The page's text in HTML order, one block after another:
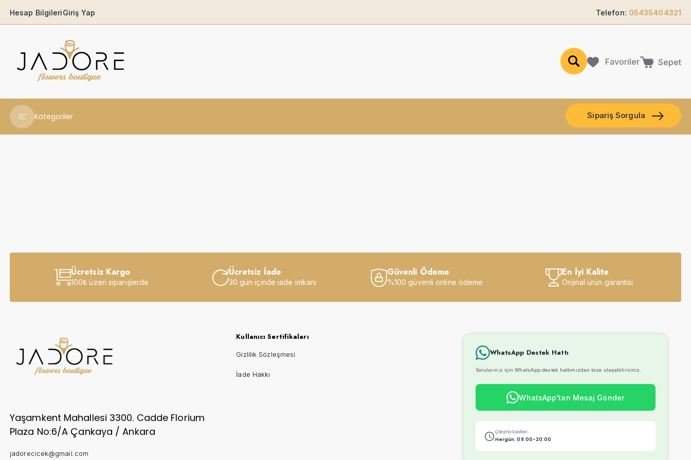
Hesap BilgileriGiriş Yap Telefon: 05435404321
Favoriler Sepet
Kategoriler
Yeni İş-Terfi
Kutuda Çiçekler
Düğün & Açılış Çelenkleri
Geçmiş Olsun
Saksı Çiçekleri
Yıl Dönümüne
Sipariş Sorgula
Ücretsiz Kargo
100₺ üzeri siparişlerde
Ücretsiz İade
30 gün içinde iade imkanı
Güvenli Ödeme
%100 güvenli online ödeme
En İyi Kalite
Orijinal ürün garantisi
Yaşamkent Mahallesi 3300. Cadde Florium
Plaza No:6/A Çankaya / Ankara
jadorecicek@gmail.com
Kullanıcı Sertifikaları
Gizlilik Sözleşmesi
İade Hakkı
WhatsApp Destek Hattı
Sorularınız için WhatsApp destek hattımızdan bize ulaşabilirsiniz.
WhatsApp'tan Mesaj Gönder
Çalışma Saatleri:
Hergün: 09:00-20:00